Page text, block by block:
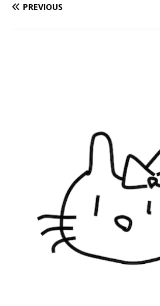
PREVIOUS